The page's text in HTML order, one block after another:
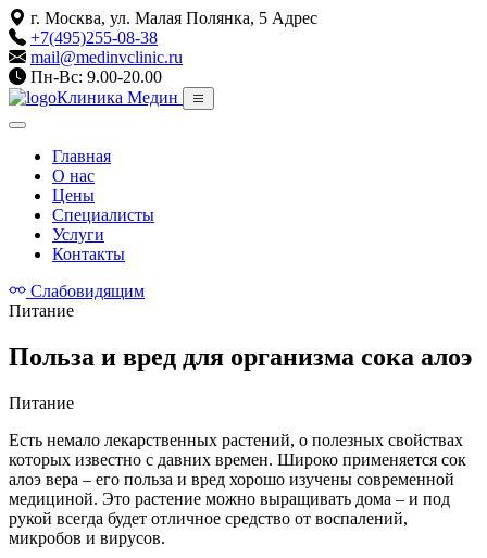
г. Москва, ул. Малая Полянка, 5 Адрес
+7(495)255-08-38
mail@medinvclinic.ru
Пн-Вс: 9.00-20.00
Клиника Медин
Главная
О нас
Цены
Специалисты
Услуги
Контакты
Слабовидящим
Питание
Польза и вред для организма сока алоэ
Питание
Есть немало лекарственных растений, о полезных свойствах
которых известно с давних времен. Широко применяется сок
алоэ вера – его польза и вред хорошо изучены современной
медициной. Это растение можно выращивать дома – и под
рукой всегда будет отличное средство от воспалений,
микробов и вирусов.